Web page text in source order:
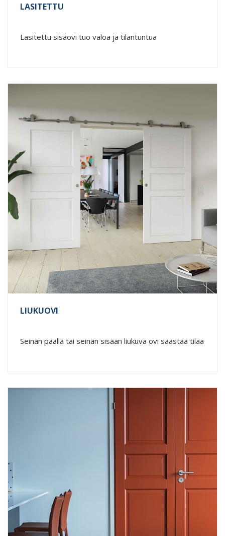
LASITETTU
Lasitettu sisäovi tuo valoa ja tilantuntua
LIUKUOVI
Seinän päällä tai seinän sisään liukuva ovi säästää tilaa